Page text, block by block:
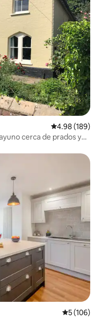
Calificación
4.98 (189)
cerca de prados y
5 (106)